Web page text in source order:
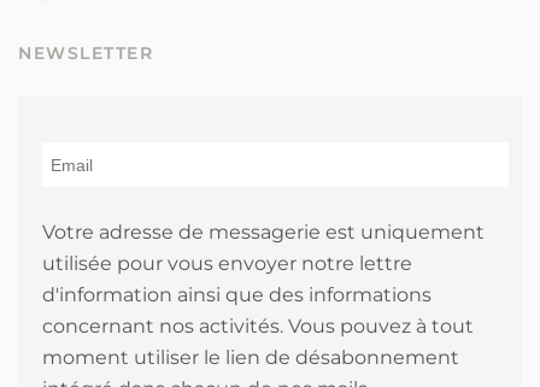
NEWSLETTER
Votre adresse de messagerie est uniquement
utilisée pour vous envoyer notre lettre
d'information ainsi que des informations
concernant nos activités. Vous pouvez à tout
moment utiliser le lien de désabonnement